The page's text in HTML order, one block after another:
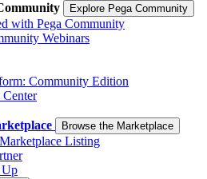
Explore Pega Community
with Pega Community
Webinars
Community Edition
Center
Browse the Marketplace
Listing